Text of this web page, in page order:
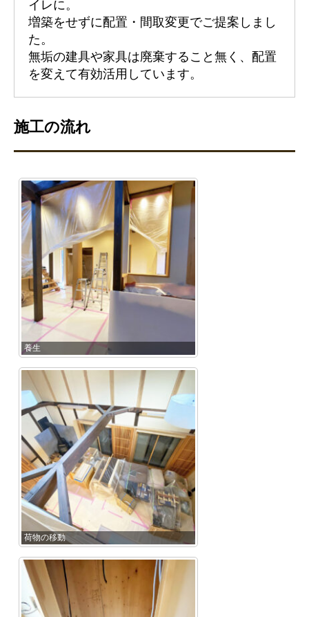
イレに。
増築をせずに配置・間取変更でご提案しまし
た。
無垢の建具や家具は廃棄すること無く、配置
を変えて有効活用しています。
施工の流れ
養生
荷物の移動